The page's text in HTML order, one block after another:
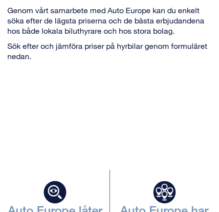
Genom vårt samarbete med Auto Europe kan du enkelt
söka efter de lägsta priserna och de bästa erbjudandena
hos både lokala biluthyrare och hos stora bolag.
Sök efter och jämföra priser på hyrbilar genom formuläret
nedan.